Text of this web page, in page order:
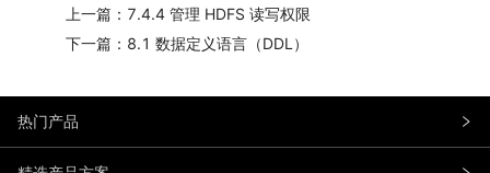
上一篇：7.4.4 管理 HDFS 读写权限
下一篇：8.1 数据定义语言（DDL）
热门产品